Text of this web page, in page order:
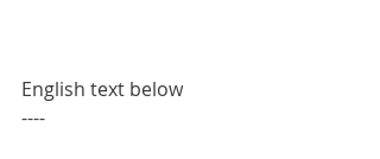
English text below
----